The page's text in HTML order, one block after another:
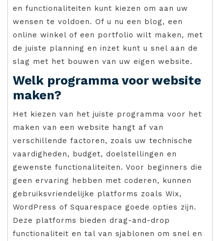
en functionaliteiten kunt kiezen om aan uw
wensen te voldoen. Of u nu een blog, een
online winkel of een portfolio wilt maken, met
de juiste planning en inzet kunt u snel aan de
slag met het bouwen van uw eigen website.
Welk programma voor website
maken?
Het kiezen van het juiste programma voor het
maken van een website hangt af van
verschillende factoren, zoals uw technische
vaardigheden, budget, doelstellingen en
gewenste functionaliteiten. Voor beginners die
geen ervaring hebben met coderen, kunnen
gebruiksvriendelijke platforms zoals Wix,
WordPress of Squarespace goede opties zijn.
Deze platforms bieden drag-and-drop
functionaliteit en tal van sjablonen om snel en